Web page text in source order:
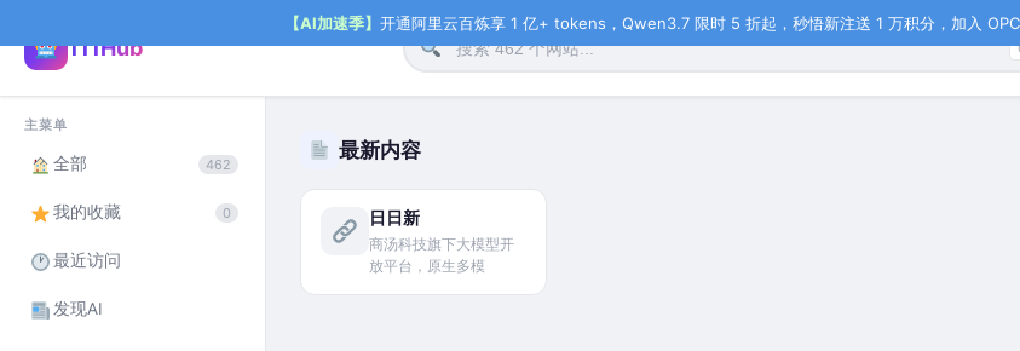
【AI加速季】 开通阿里云百炼享 1 亿+ tokens，Qwen3.7 限时 5 折起，秒悟新注送 1 万积分，加入
111Hub
主菜单
全部 462
我的收藏 0
最近访问
发现AI
最新内容
日日新
商汤科技旗下大模型开
放平台，原生多模